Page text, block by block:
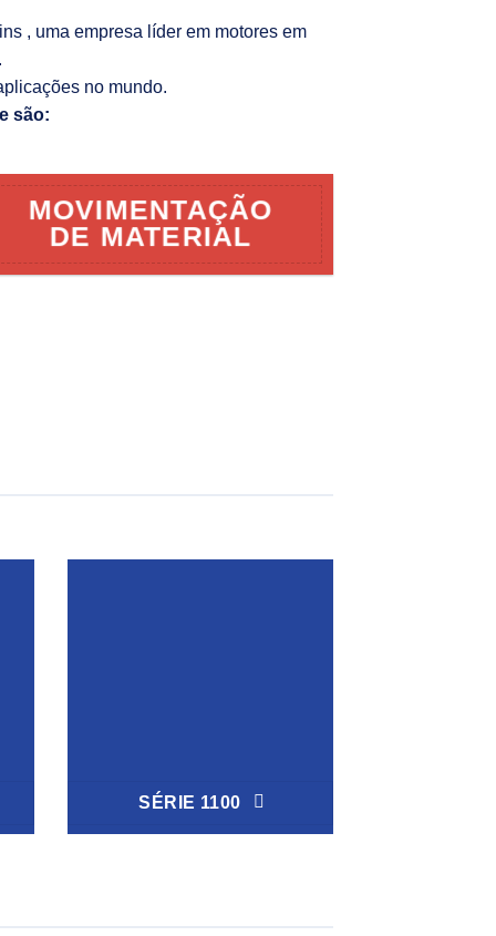
, uma empresa líder em motores em
no mundo.
são:
MOVIMENTAÇÃO
DE MATERIAL
SÉRIE 1100